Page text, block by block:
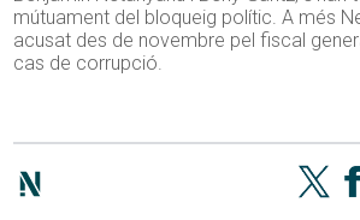
mútuament del bloqueig polític. A més
acusat des de novembre pel fiscal
cas de corrupció.